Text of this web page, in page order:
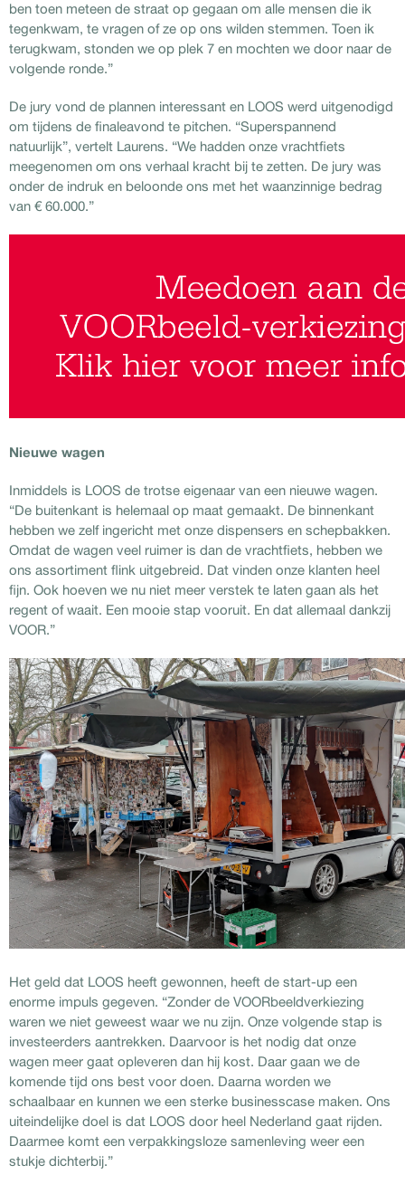
ben toen meteen de straat op gegaan om alle mensen die ik
tegenkwam, te vragen of ze op ons wilden stemmen. Toen ik
terugkwam, stonden we op plek 7 en mochten we door naar de
volgende ronde.”
De jury vond de plannen interessant en LOOS werd uitgenodigd
om tijdens de finaleavond te pitchen. “Superspannend
natuurlijk”, vertelt Laurens. “We hadden onze vrachtfiets
meegenomen om ons verhaal kracht bij te zetten. De jury was
onder de indruk en beloonde ons met het waanzinnige bedrag
van € 60.000.”
Nieuwe wagen
Inmiddels is LOOS de trotse eigenaar van een nieuwe wagen.
“De buitenkant is helemaal op maat gemaakt. De binnenkant
hebben we zelf ingericht met onze dispensers en schepbakken.
Omdat de wagen veel ruimer is dan de vrachtfiets, hebben we
ons assortiment flink uitgebreid. Dat vinden onze klanten heel
fijn. Ook hoeven we nu niet meer verstek te laten gaan als het
regent of waait. Een mooie stap vooruit. En dat allemaal dankzij
VOOR.”
Het geld dat LOOS heeft gewonnen, heeft de start-up een
enorme impuls gegeven. “Zonder de VOORbeeldverkiezing
waren we niet geweest waar we nu zijn. Onze volgende stap is
investeerders aantrekken. Daarvoor is het nodig dat onze
wagen meer gaat opleveren dan hij kost. Daar gaan we de
komende tijd ons best voor doen. Daarna worden we
schaalbaar en kunnen we een sterke businesscase maken. Ons
uiteindelijke doel is dat LOOS door heel Nederland gaat rijden.
Daarmee komt een verpakkingsloze samenleving weer een
stukje dichterbij.”